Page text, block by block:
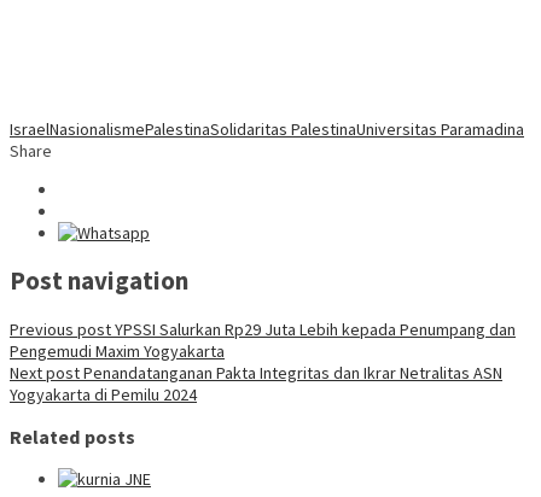
IsraelNasionalismePalestinaSolidaritas PalestinaUniversitas Paramadina
Share
Post navigation
Previous postYPSSI Salurkan Rp29 Juta Lebih kepada Penumpang dan
Pengemudi Maxim Yogyakarta
Next postPenandatanganan Pakta Integritas dan Ikrar Netralitas ASN
Yogyakarta di Pemilu 2024
Related posts